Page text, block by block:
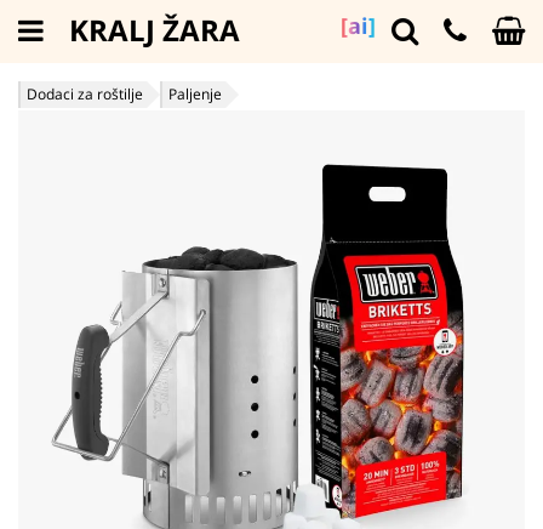
[ai]
KRALJ ŽARA
Dodaci za roštilje Paljenje